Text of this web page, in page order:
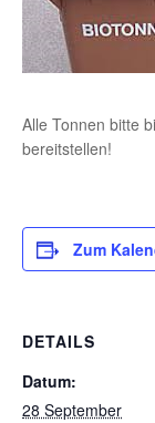
Alle Tonnen bitte
bereitstellen!
Zum
DETAILS
Datum:
28 September